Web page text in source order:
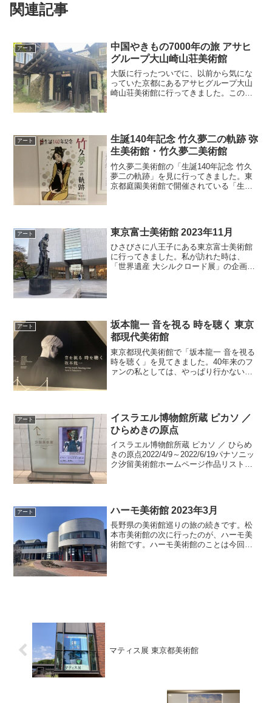
関連記事
アート
中国やきもの7000年の旅 アサヒ
グループ大山崎山荘美術館
大阪に行ったついでに、以前から気にな
っていた京都にあるアサヒグループ大山
崎山荘美術館に行ってきました。この美
館はそれほど遠くはない...
アート
生誕140年記念 竹久夢二の軌跡 弥
生美術館・竹久夢二美術館
竹久夢二美術館の「生誕140年記念 竹久
夢二の軌跡」を見に行ってきました。東
京都庭園美術館で開催されている「生誕
割引にな...
アート 東京富士美術館 2023年11月
ひさびさに八王子にある東京富士美術館
に行ってきました。私が訪れた時は、
「世界遺産 大シルクロード展」の企画展
アート
坂本龍一 音を視る 時を聴く 東京
都現代美術館
東京都現代美術館で「坂本龍一 音を視る
時を聴く」を見てきました。40年来のフ
ァンの私としては、やっぱり行かない
アート
イスラエル博物館所蔵 ピカソ ／
ひらめきの原点
イスラエル博物館所蔵 ピカソ ／ ひらめ
きの原点2022/4/9～2022/6/19パナソニッ
ク汐留美術館ホームページ作品リスト
アート ハーモ美術館 2023年3月
長野県の美術館巡りの旅の続きです。松
本市美術館の次に行ったのが、ハーモ美
術館です。ハーモ美術館のことは今回の
マティス展 東京都美術館